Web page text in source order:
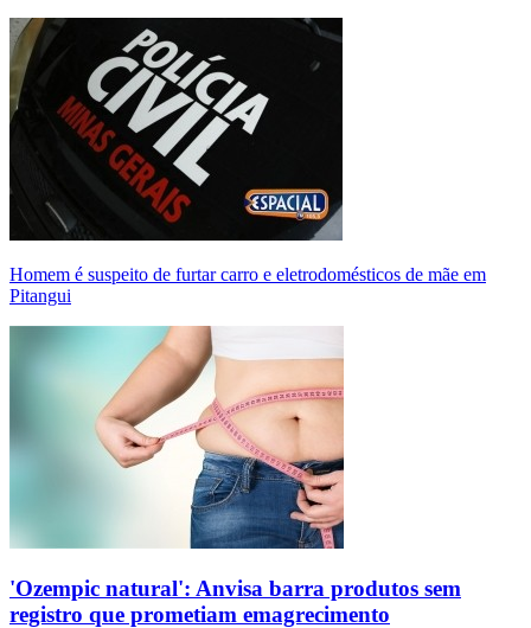
Homem é suspeito de furtar carro e eletrodomésticos de mãe em
Pitangui
'Ozempic natural': Anvisa barra produtos sem
registro que prometiam emagrecimento